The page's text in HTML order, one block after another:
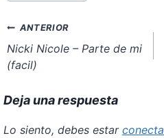
o
o
k
p n
entrada:
Navegación
de
entradas
ANTERIOR
Nicki Nicole – Parte de mi
(facil)
Deja una respuesta
Lo siento, debes estar